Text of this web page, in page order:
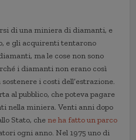
di una miniera di diamanti, e
e gli acquirenti tentarono
ma le cose non sono
i diamanti non erano così
i costi dell’estrazione.
al pubblico, che poteva pagare
nella miniera. Venti anni dopo
Stato, che ne ha fatto un parco
ogni anno. Nel 1975 uno di